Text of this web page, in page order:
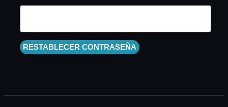
RESTABLECER CONTRASEÑA